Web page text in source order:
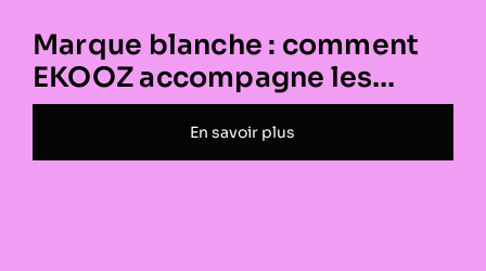
Écrans haute luminosité : la
clé d’une vitrine visible et
performante
En savoir plus